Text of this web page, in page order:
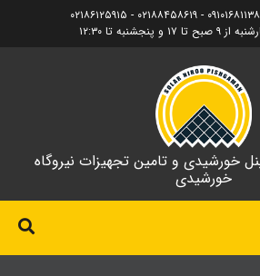
و پنجشنبه تا ۱۲:۳۰
خورشیدی و تامین تجهیزات نیروگاه
خورشیدی